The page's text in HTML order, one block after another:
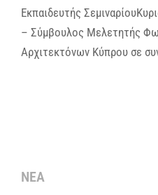
Εκπαιδευτής
– Σύμβουλος Μελετητής
Αρχιτεκτόνων Κύπρου σε
ΝΕΑ